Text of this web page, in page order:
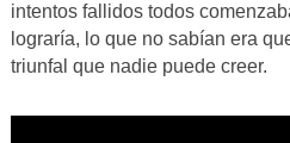
intentos fallidos todos
lograría, lo que no sabían era
triunfal que nadie puede creer.